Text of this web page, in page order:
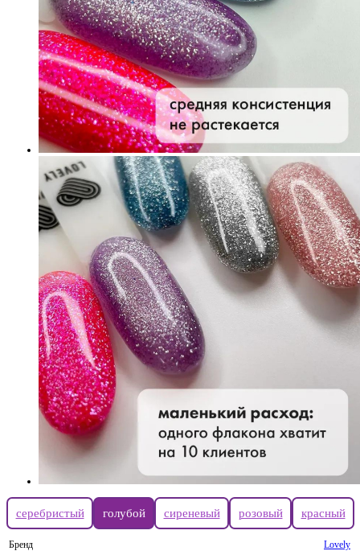
серебристый голубой сиреневый розовый красный
Бренд
Lovely